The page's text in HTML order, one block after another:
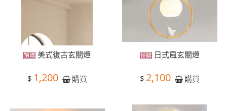
美式復古玄關燈
$ 1,200 購買
日式風玄關燈
$ 2,100 購買